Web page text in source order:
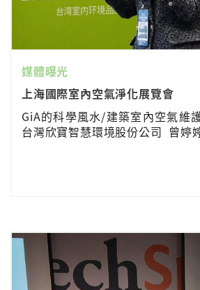
媒體曝光
上海國際室內空氣淨化展覽會
GiA的科學風水/建築室內空氣維
台灣欣寶智慧環境股份公司 曾婷